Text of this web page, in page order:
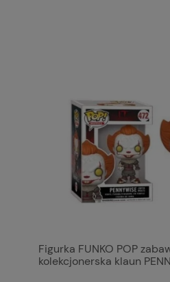
Figurka FUNKO POP
kolekcjonerska klaun